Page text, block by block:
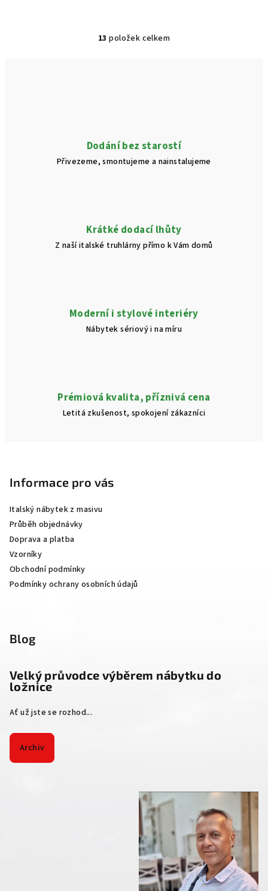
O
í
r
v
ý
p
13 položek celkem
Dodání bez starostí
Přivezeme, smontujeme a nainstalujeme
Krátké dodací lhůty
Z naší italské truhlárny přímo k Vám domů
Moderní i stylové interiéry
Nábytek sériový i na míru
Prémiová kvalita, příznivá cena
Letitá zkušenost, spokojení zákazníci
Informace pro vás
Italský nábytek z masivu
Průběh objednávky
Doprava a platba
Vzorníky
Obchodní podmínky
Podmínky ochrany osobních údajů
Blog
Velký průvodce výběrem nábytku do
ložnice
Ať už jste se rozhod...
Archiv